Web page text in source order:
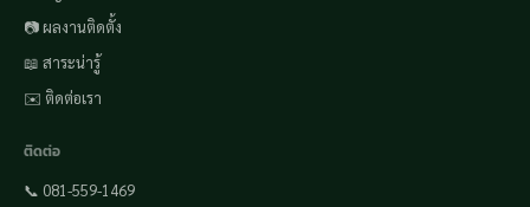
📷 ผลงานติดตั้ง
📖 สาระน่ารู้
✉️ ติดต่อเรา
ติดต่อ
📞 081-559-1469